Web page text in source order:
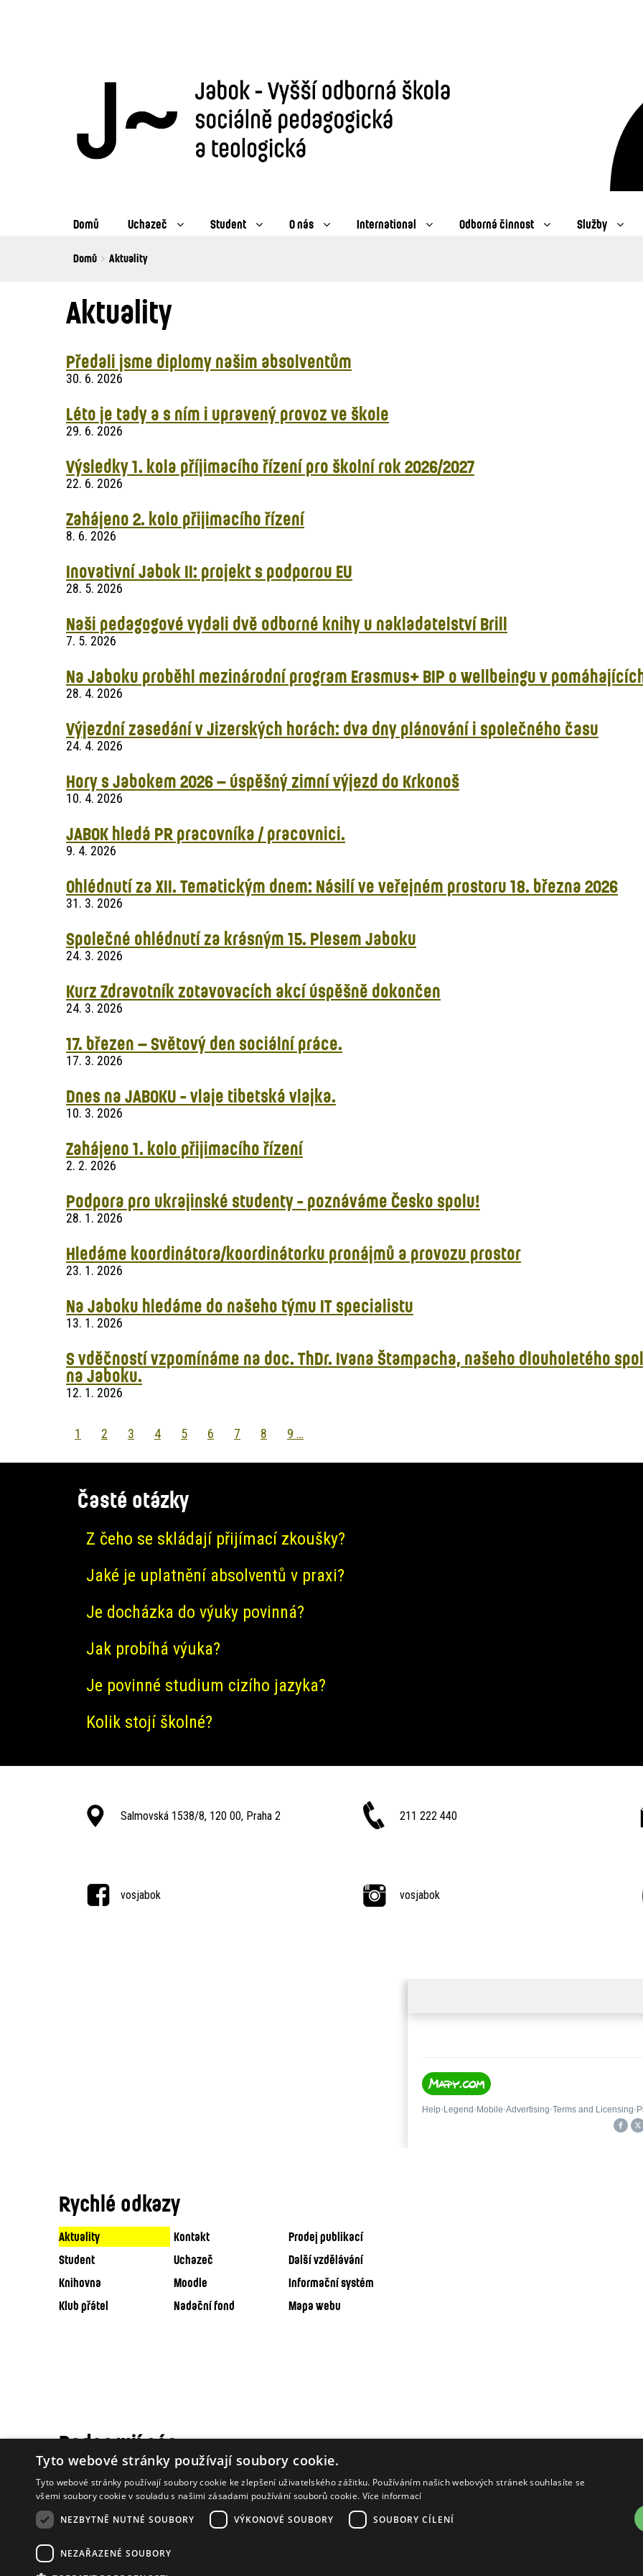
Domů Uchazeč Student O nás International Odborná činnost Služby
Breadcrumbs
You
Domů Aktuality
Aktuality
Předali jsme diplomy našim absolventům
30. 6. 2026
Léto je tady a s ním i upravený provoz ve škole
29. 6. 2026
Výsledky 1. kola příjimacího řízení pro školní rok 2026/2027
22. 6. 2026
Zahájeno 2. kolo přijimacího řízení
8. 6. 2026
Inovativní Jabok II: projekt s podporou EU
28. 5. 2026
Naši pedagogové vydali dvě odborné knihy u nakladatelství Brill
7. 5. 2026
Na Jaboku proběhl mezinárodní program Erasmus+ BIP o wellbeingu v
28. 4. 2026
Výjezdní zasedání v Jizerských horách: dva dny plánování i společného času
24. 4. 2026
Hory s Jabokem 2026 – úspěšný zimní výjezd do Krkonoš
10. 4. 2026
JABOK hledá PR pracovníka / pracovnici.
9. 4. 2026
Ohlédnutí za XII. Tematickým dnem: Násilí ve veřejném prostoru 18. března 2026
31. 3. 2026
Společné ohlédnutí za krásným 15. Plesem Jaboku
24. 3. 2026
Kurz Zdravotník zotavovacích akcí úspěšně dokončen
24. 3. 2026
17. březen – Světový den sociální práce.
17. 3. 2026
Dnes na JABOKU - vlaje tibetská vlajka.
10. 3. 2026
Zahájeno 1. kolo přijimacího řízení
2. 2. 2026
Podpora pro ukrajinské studenty - poznáváme Česko spolu!
28. 1. 2026
Hledáme koordinátora/koordinátorku pronájmů a provozu prostor
23. 1. 2026
Na Jaboku hledáme do našeho týmu IT specialistu
13. 1. 2026
S vděčností vzpomínáme na doc. ThDr. Ivana Štampacha, našeho dlouholetého
na Jaboku.
12. 1. 2026
Pagination
Aktuální
1 Page
2 Page
3 Page
4 Page
5 Page
6 Page
7 Page
8 Page
9 …
Časté otázky
Z čeho se skládají přijímací zkoušky?
Jaké je uplatnění absolventů v praxi?
Je docházka do výuky povinná?
Jak probíhá výuka?
Je povinné studium cizího jazyka?
Kolik stojí školné?
Salmovská 1538/8, 120 00, Praha 2 211 222 440
vosjabok vosjabok
Rychlé odkazy
Aktuality Kontakt
Prodej publikací
Student
Uchazeč
Další vzdělávání
Knihovna
Moodle
Informační systém
Klub přátel
Nadační fond Mapa webu
Podporují nás
Tyto webové stránky používají soubory cookie.
Tyto webové stránky používají soubory cookie ke zlepšení uživatelského zážitku. Používáním našich webových stránek souhlasíte se
všemi soubory cookie v souladu s našimi zásadami používání souborů cookie. Více informací
NEZBYTNĚ NUTNÉ SOUBORY
VÝKONOVÉ SOUBORY SOUBORY CÍLENÍ
NEZAŘAZENÉ SOUBORY